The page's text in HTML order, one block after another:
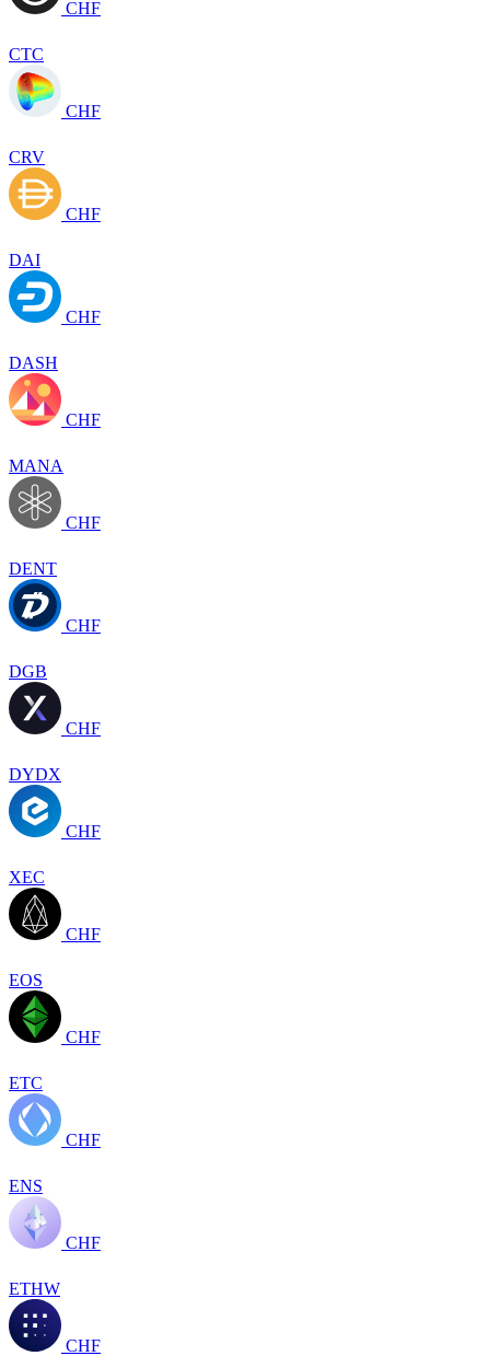
CHF
CTC
CHF
CRV
CHF
DAI
CHF
DASH
CHF
MANA
CHF
DENT
CHF
DGB
CHF
DYDX
CHF
XEC
CHF
EOS
CHF
ETC
CHF
ENS
CHF
ETHW
CHF